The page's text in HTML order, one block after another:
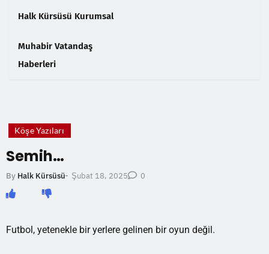
Halk Kürsüsü Kurumsal
Muhabir Vatandaş
Haberleri
Köşe Yazıları
Semih…
By Halk Kürsüsü- Şubat 18, 2025 0
Futbol, yetenekle bir yerlere gelinen bir oyun değil.